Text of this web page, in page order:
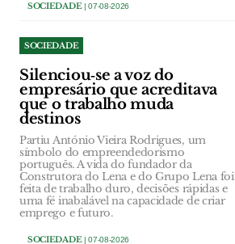
SOCIEDADE| 07-08-2026
SOCIEDADE
Silenciou‑se a voz do
empresário que acreditava
que o trabalho muda
destinos
Partiu António Vieira Rodrigues, um
símbolo do empreendedorismo
português. A vida do fundador da
Construtora do Lena e do Grupo Lena foi
feita de trabalho duro, decisões rápidas e
uma fé inabalável na capacidade de criar
emprego e futuro.
SOCIEDADE| 07-08-2026